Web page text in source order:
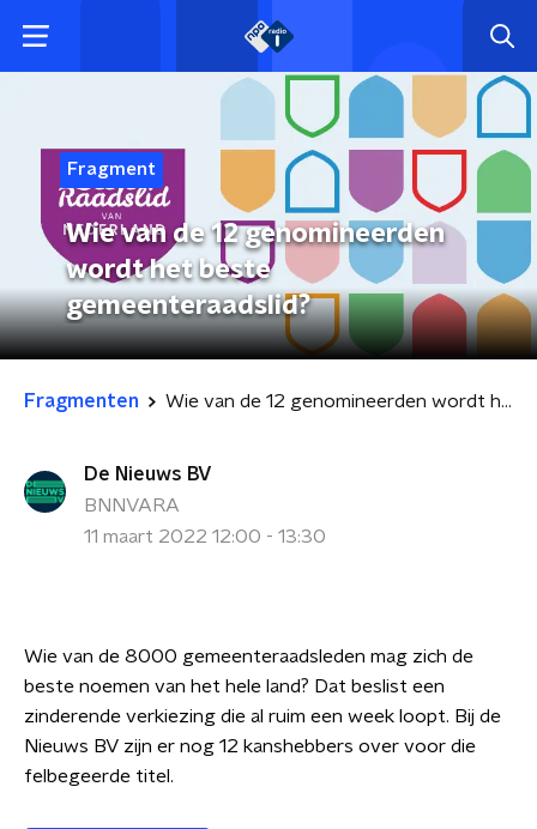
Fragment
Wie van de 12 genomineerden
wordt het beste
gemeenteraadslid?
Fragmenten Wie van de 12 genomineerden wordt het beste gemeenteraadslid?
De Nieuws BV
BNNVARA
11 maart 2022 12:00 - 13:30
Wie van de 8000 gemeenteraadsleden mag zich de
beste noemen van het hele land? Dat beslist een
zinderende verkiezing die al ruim een week loopt. Bij de
Nieuws BV zijn er nog 12 kanshebbers over voor die
felbegeerde titel.